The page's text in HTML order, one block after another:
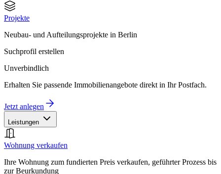
Projekte
Neubau- und Aufteilungsprojekte in Berlin
Suchprofil erstellen
Unverbindlich
Erhalten Sie passende Immobilienangebote direkt in Ihr Postfach.
Jetzt anlegen
Leistungen
Wohnung verkaufen
Ihre Wohnung zum fundierten Preis verkaufen, geführter Prozess bis
zur Beurkundung